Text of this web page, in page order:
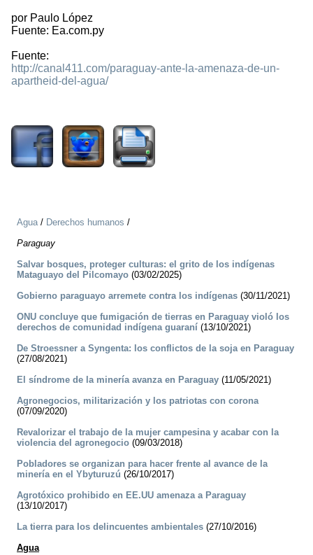
por Paulo López
Fuente: Ea.com.py
Fuente:
http://canal411.com/paraguay-ante-la-amenaza-de-un-
apartheid-del-agua/
Agua/ Derechos humanos /
Paraguay
Salvar bosques, proteger culturas: el grito de los indígenas
Mataguayo del Pilcomayo (03/02/2025)
Gobierno paraguayo arremete contra los indígenas (30/11/2021)
ONU concluye que fumigación de tierras en Paraguay violó los
derechos de comunidad indígena guaraní (13/10/2021)
De Stroessner a Syngenta: los conflictos de la soja en Paraguay
(27/08/2021)
El síndrome de la minería avanza en Paraguay (11/05/2021)
Agronegocios, militarización y los patriotas con corona
(07/09/2020)
Revalorizar el trabajo de la mujer campesina y acabar con la
violencia del agronegocio (09/03/2018)
Pobladores se organizan para hacer frente al avance de la
minería en el Ybyturuzú (26/10/2017)
Agrotóxico prohibido en EE.UU amenaza a Paraguay
(13/10/2017)
La tierra para los delincuentes ambientales (27/10/2016)
Agua